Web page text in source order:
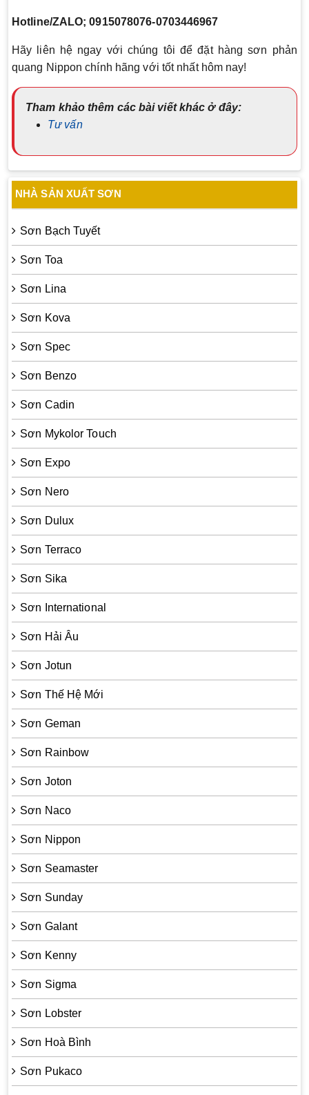
Hotline/ZALO; 0915078076-0703446967
Hãy liên hệ ngay với chúng tôi để đặt hàng sơn phản
quang Nippon chính hãng với tốt nhất hôm nay!
Tham khảo thêm các bài viết khác ở đây:
Tư vấn
NHÀ SẢN XUẤT SƠN
Sơn Bạch Tuyết
Sơn Toa
Sơn Lina
Sơn Kova
Sơn Spec
Sơn Benzo
Sơn Cadin
Sơn Mykolor Touch
Sơn Expo
Sơn Nero
Sơn Dulux
Sơn Terraco
Sơn Sika
Sơn International
Sơn Hải Âu
Sơn Jotun
Sơn Thế Hệ Mới
Sơn Geman
Sơn Rainbow
Sơn Joton
Sơn Naco
Sơn Nippon
Sơn Seamaster
Sơn Sunday
Sơn Galant
Sơn Kenny
Sơn Sigma
Sơn Lobster
Sơn Hoà Bình
Sơn Pukaco